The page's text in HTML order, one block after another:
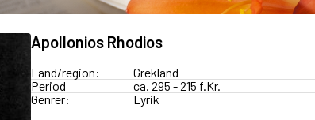
Apollonios Rhodios
Land/region:
Grekland
Period
ca. 295 - 215 f.Kr.
Genrer:
Lyrik